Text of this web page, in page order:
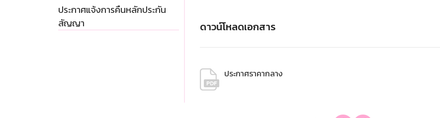
ประกาศแจ้งการคืนหลักประกัน
สัญญา
ดาวน์โหลดเอกสาร
ประกาศราคากลาง